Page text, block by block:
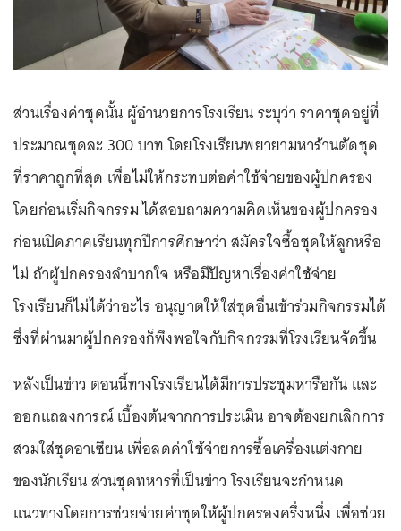
ส่วนเรื่องค่าชุดนั้น ผู้อำนวยการโรงเรียน ระบุว่า ราคาชุดอยู่ที่
ประมาณชุดละ 300 บาท โดยโรงเรียนพยายามหาร้านตัดชุด
ที่ราคาถูกที่สุด เพื่อไม่ให้กระทบต่อค่าใช้จ่ายของผู้ปกครอง
โดยก่อนเริ่มกิจกรรม ได้สอบถามความคิดเห็นของผู้ปกครอง
ก่อนเปิดภาคเรียนทุกปีการศึกษาว่า สมัครใจซื้อชุดให้ลูกหรือ
ไม่ ถ้าผู้ปกครองลำบากใจ หรือมีปัญหาเรื่องค่าใช้จ่าย
โรงเรียนก็ไม่ได้ว่าอะไร อนุญาตให้ใส่ชุดอื่นเข้าร่วมกิจกรรมได้
ซึ่งที่ผ่านมาผู้ปกครองก็พึงพอใจกับกิจกรรมที่โรงเรียนจัดขึ้น
หลังเป็นข่าว ตอนนี้ทางโรงเรียนได้มีการประชุมหารือกัน และ
ออกแถลงการณ์ เบื้องต้นจากการประเมิน อาจต้องยกเลิกการ
สวมใส่ชุดอาเซียน เพื่อลดค่าใช้จ่ายการซื้อเครื่องแต่งกาย
ของนักเรียน ส่วนชุดทหารที่เป็นข่าว โรงเรียนจะกำหนด
แนวทางโดยการช่วยจ่ายค่าชุดให้ผู้ปกครองครึ่งหนึ่ง เพื่อช่วย